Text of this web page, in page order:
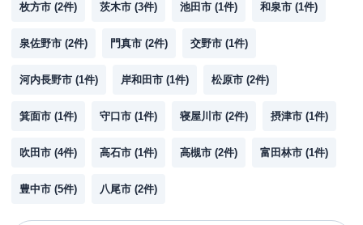
枚方市 (2件) 茨木市 (3件) 池田市 (1件) 和泉市 (1件)
泉佐野市 (2件) 門真市 (2件) 交野市 (1件)
河内長野市 (1件) 岸和田市 (1件) 松原市 (2件)
箕面市 (1件) 守口市 (1件) 寝屋川市 (2件) 摂津市 (1件)
吹田市 (4件) 高石市 (1件) 高槻市 (2件) 富田林市 (1件)
豊中市 (5件) 八尾市 (2件)